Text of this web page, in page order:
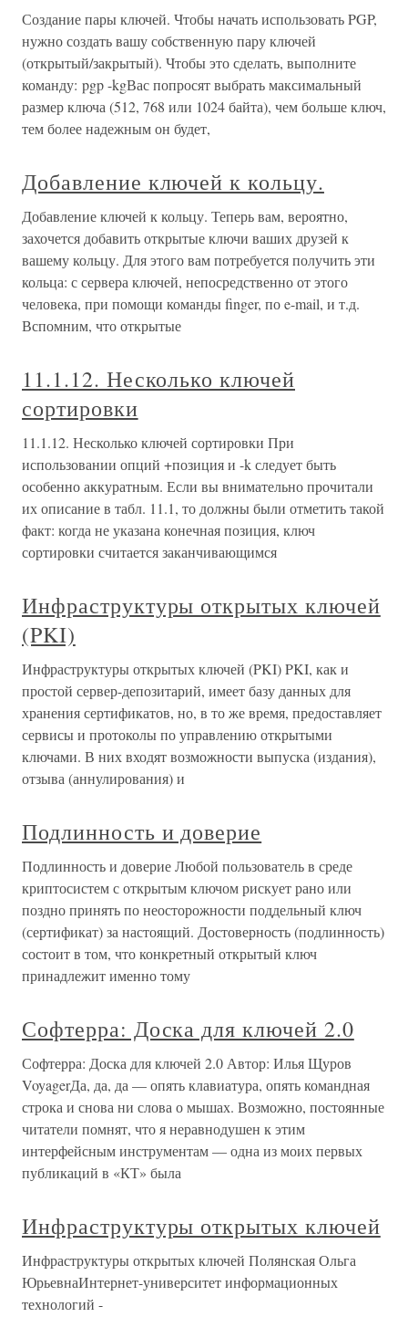
Создание пары ключей. Чтобы начать использовать PGP,
нужно создать вашу собственную пару ключей
(открытый/закрытый). Чтобы это сделать, выполните
команду: pgp -kgВас попросят выбрать максимальный
размер ключа (512, 768 или 1024 байта), чем больше ключ,
тем более надежным он будет,
Добавление ключей к кольцу.
Добавление ключей к кольцу. Теперь вам, вероятно,
захочется добавить открытые ключи ваших друзей к
вашему кольцу. Для этого вам потребуется получить эти
кольца: с сервера ключей, непосредственно от этого
человека, при помощи команды finger, по e-mail, и т.д.
Вспомним, что открытые
11.1.12. Несколько ключей
сортировки
11.1.12. Несколько ключей сортировки При
использовании опций +позиция и -k следует быть
особенно аккуратным. Если вы внимательно прочитали
их описание в табл. 11.1, то должны были отметить такой
факт: когда не указана конечная позиция, ключ
сортировки считается заканчивающимся
Инфраструктуры открытых ключей
(PKI)
Инфраструктуры открытых ключей (PKI) PKI, как и
простой сервер-депозитарий, имеет базу данных для
хранения сертификатов, но, в то же время, предоставляет
сервисы и протоколы по управлению открытыми
ключами. В них входят возможности выпуска (издания),
отзыва (аннулирования) и
Подлинность и доверие
Подлинность и доверие Любой пользователь в среде
криптосистем с открытым ключом рискует рано или
поздно принять по неосторожности поддельный ключ
(сертификат) за настоящий. Достоверность (подлинность)
состоит в том, что конкретный открытый ключ
принадлежит именно тому
Софтерра: Доска для ключей 2.0
Софтерра: Доска для ключей 2.0 Автор: Илья Щуров
VoyagerДа, да, да — опять клавиатура, опять командная
строка и снова ни слова о мышах. Возможно, постоянные
читатели помнят, что я неравнодушен к этим
интерфейсным инструментам — одна из моих первых
публикаций в «КТ» была
Инфраструктуры открытых ключей
Инфраструктуры открытых ключей Полянская Ольга
ЮрьевнаИнтернет-университет информационных
технологий -